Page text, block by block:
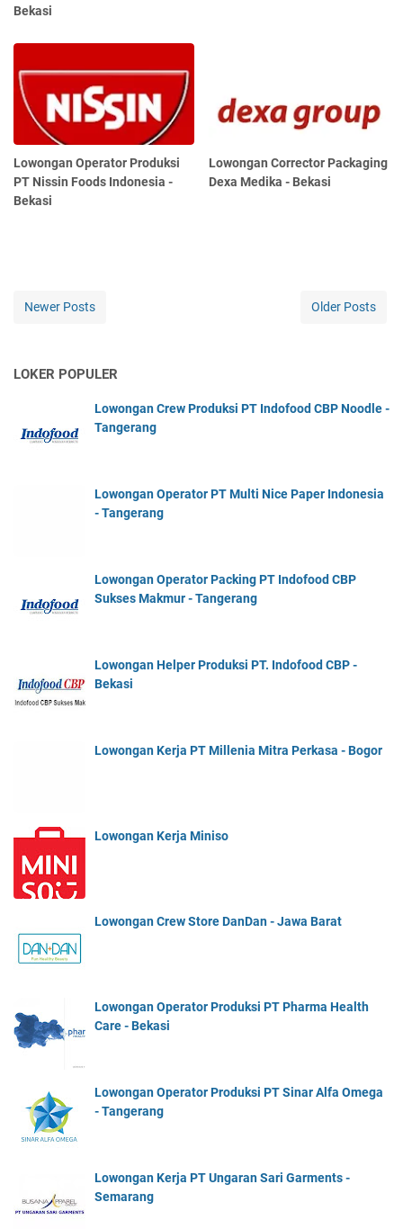
Bekasi
Lowongan Operator Produksi
PT Nissin Foods Indonesia -
Bekasi
Lowongan Corrector Packaging
Dexa Medika - Bekasi
Newer Posts Older Posts
LOKER POPULER
Lowongan Crew Produksi PT Indofood CBP Noodle -
Tangerang
Lowongan Operator PT Multi Nice Paper Indonesia
- Tangerang
Lowongan Operator Packing PT Indofood CBP
Sukses Makmur - Tangerang
Lowongan Helper Produksi PT. Indofood CBP -
Bekasi
Lowongan Kerja PT Millenia Mitra Perkasa - Bogor
Lowongan Kerja Miniso
Lowongan Crew Store DanDan - Jawa Barat
Lowongan Operator Produksi PT Pharma Health
Care - Bekasi
Lowongan Operator Produksi PT Sinar Alfa Omega
- Tangerang
Lowongan Kerja PT Ungaran Sari Garments -
Semarang